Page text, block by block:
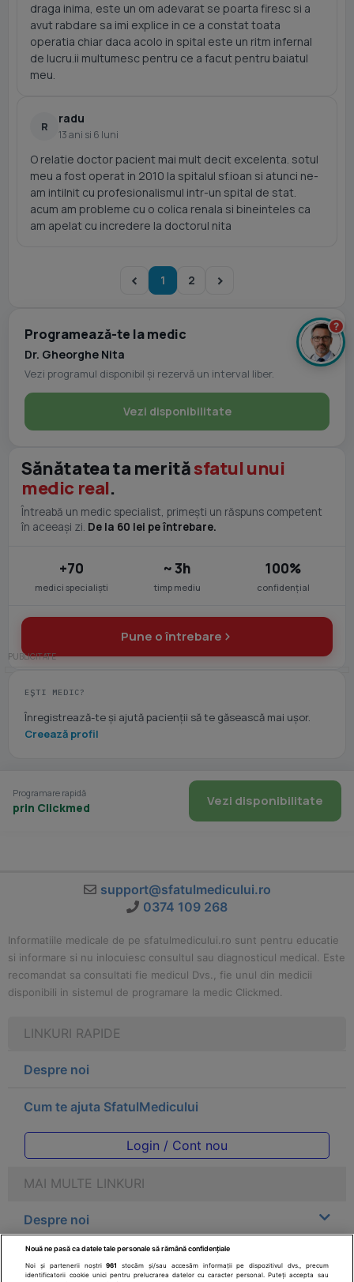
draga inima, este un om adevarat se poarta firesc si a
avut rabdare sa imi explice in ce a constat toata
operatia chiar daca acolo in spital este un ritm infernal
de lucru.ii multumesc pentru ce a facut pentru baiatul
meu.
R
radu
13 ani si 6 luni
O relatie doctor pacient mai mult decit excelenta. sotul
meu a fost operat in 2010 la spitalul sf.ioan si atunci ne-
am intilnit cu profesionalismul intr-un spital de stat.
acum am probleme cu o colica renala si bineinteles ca
am apelat cu incredere la doctorul nita
1 2
Programează-te la medic
Dr. Gheorghe Nita
Vezi programul disponibil și rezervă un interval liber.
Vezi disponibilitate
Sănătatea ta merităsfatul unui
medic real.
Întreabă un medic specialist, primești un răspuns competent
în aceeași zi. De la 60 lei pe întrebare.
+70
medici specialiști
~ 3h
timp mediu
100%
confidențial
Pune o întrebare
EȘTI MEDIC?
Înregistrează-te și ajută pacienții să te găsească mai ușor.
Creează profil
Programare rapidă
prin Clickmed Vezi disponibilitate
support@sfatulmedicului.ro
0374 109 268
Informatiile medicale de pe sfatulmedicului.ro sunt pentru educatie
si informare si nu inlocuiesc consultul sau diagnosticul medical. Este
recomandat sa consultati fie medicul Dvs., fie unul din medicii
disponibili in sistemul de programare la medic Clickmed.
LINKURI RAPIDE
Despre noi
Cum te ajuta SfatulMedicului
Login / Cont nou
MAI MULTE LINKURI
Despre noi
Legal
?
Nouă ne pasă ca datele tale personale să rămână confidențiale
Noi și partenerii noștri961
stocăm și/sau accesăm informații pe dispozitivul dvs., precum
identificatorii cookie unici pentru prelucrarea datelor cu caracter personal. Puteți accepta sau